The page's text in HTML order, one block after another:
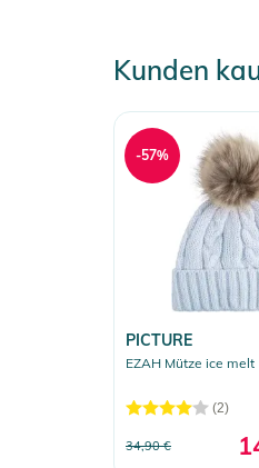
Kunden
PICTURE
EZAH Mütze ice melt
(2)
34,90 €
-57%